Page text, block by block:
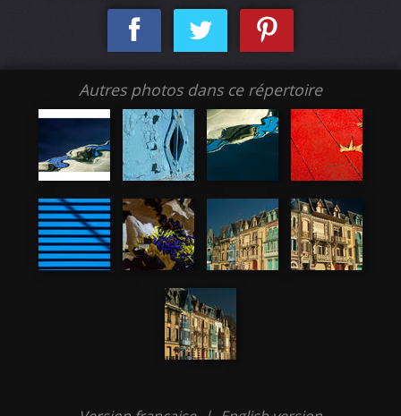
Autres photos dans ce répertoire